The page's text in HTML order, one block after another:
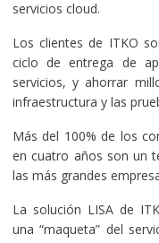
servicios cloud.
Los clientes de ITKO
ciclo de entrega de
servicios, y ahorrar
infraestructura y las
Más del 100% de los
en cuatro años son un
las más grandes
La solución LISA de
una “maqueta” del